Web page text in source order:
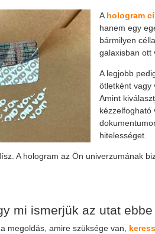
Ahologram
hanem egy
bármilyen
galaxisban ott
A legjobb
ötletként vagy
Amint
kézzelfogható
hitelességet.
A hologram az Ön univerzumának
mi ismerjük az utat
megoldás, amire szüksége van,